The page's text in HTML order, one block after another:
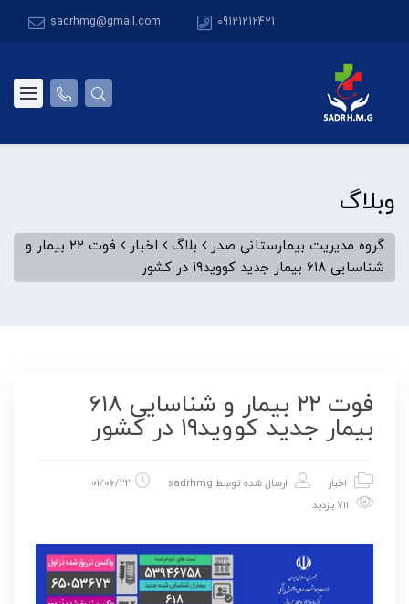
09121212421
sadrhmg@gmail.com
وبلاگ
گروه مدیریت بیمارستانی صدر بلاگ اخبار
فوت ۲۲ بیمار و
شناسایی ۶۱۸ بیمار جدید کووید۱۹ در کشور
فوت ۲۲ بیمار و شناسایی ۶۱۸
بیمار جدید کووید۱۹ در کشور
اخبار ارسال شده توسط sadrhmg
01/06/22